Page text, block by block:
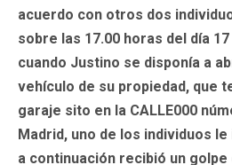
acuerdo con otros dos
sobre las 17.00 horas del día
cuando Justino se disponía a
vehículo de su propiedad, que
garaje sito en la CALLE000
Madrid, uno de los individuos
a continuación recibió un golpe